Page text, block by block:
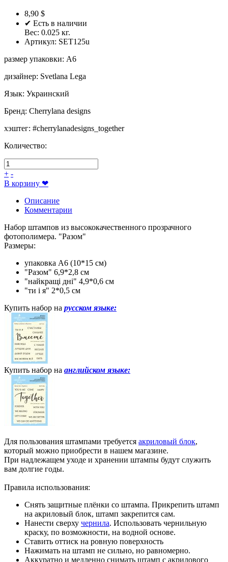
8,90 $
✔ Есть в наличии
Вес: 0.025 кг.
Артикул: SET125u
размер упаковки: A6
дизайнер: Svetlana Lega
Язык: Украинский
Бренд: Cherrylana designs
хэштег: #cherrylanadesigns_together
Количество:
+ -
В корзину ❤
Описание
Комментарии
Набор штампов из высококачественного прозрачного
фотополимера. "Разом"
Размеры:
упаковка А6 (10*15 см)
"Разом" 6,9*2,8 см
"найкращі дні" 4,9*0,6 см
"ти і я" 2*0,5 см
Купить набор на русском языке:
Купить набор на английском языке:
Для пользования штампами требуется акриловый блок,
который можно приобрести в нашем магазине.
При надлежащем уходе и хранении штампы будут служить
вам долгие годы.
Правила использования:
Снять защитные плёнки со штампа. Прикрепить штамп
на акриловый блок, штамп закрепится сам.
Нанести сверху чернила. Использовать чернильную
краску, по возможности, на водной основе.
Ставить оттиск на ровную поверхность
Нажимать на штамп не сильно, но равномерно.
Аккуратно и медленно снимать штамп с акрилового